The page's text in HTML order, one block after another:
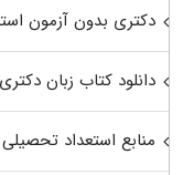
دکتری بدون آزمون
دانلود کتاب زبان دکتری
منابع استعداد تحصیلی